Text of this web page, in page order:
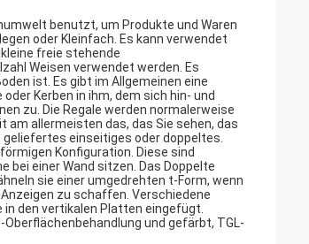
benutzt, um Produkte und Waren
oder Kleinfach. Es kann verwendet
freie stehende
Weisen verwendet werden. Es
ist. Es gibt im Allgemeinen eine
Kerben in ihm, dem sich hin- und
zu. Die Regale werden normalerweise
allermeisten das, das Sie sehen, das
einseitiges oder doppeltes.
Konfiguration. Diese sind
bei einer Wand sitzen. Das Doppelte
sie einer umgedrehten t-Form, wenn
zu schaffen. Verschiedene
den vertikalen Platten eingefügt.
und gefärbt, TGL-